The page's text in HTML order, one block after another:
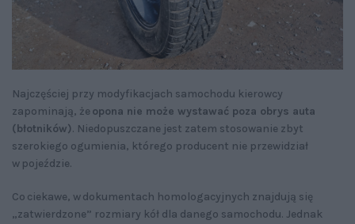
Najczęściej przy modyfikacjach samochodu kierowcy
zapominają, że opona nie może wystawać poza obrys auta
(błotników). Niedopuszczane jest zatem stosowanie zbyt
szerokiego ogumienia, którego producent nie przewidział
w pojeździe.
Co ciekawe, w dokumentach homologacyjnych znajdują się
„zatwierdzone” rozmiary kół dla danego samochodu. Jednak